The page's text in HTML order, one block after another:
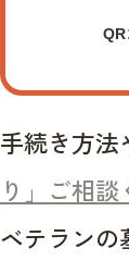
QR
手続き方法
り」ご相談
ベテランの